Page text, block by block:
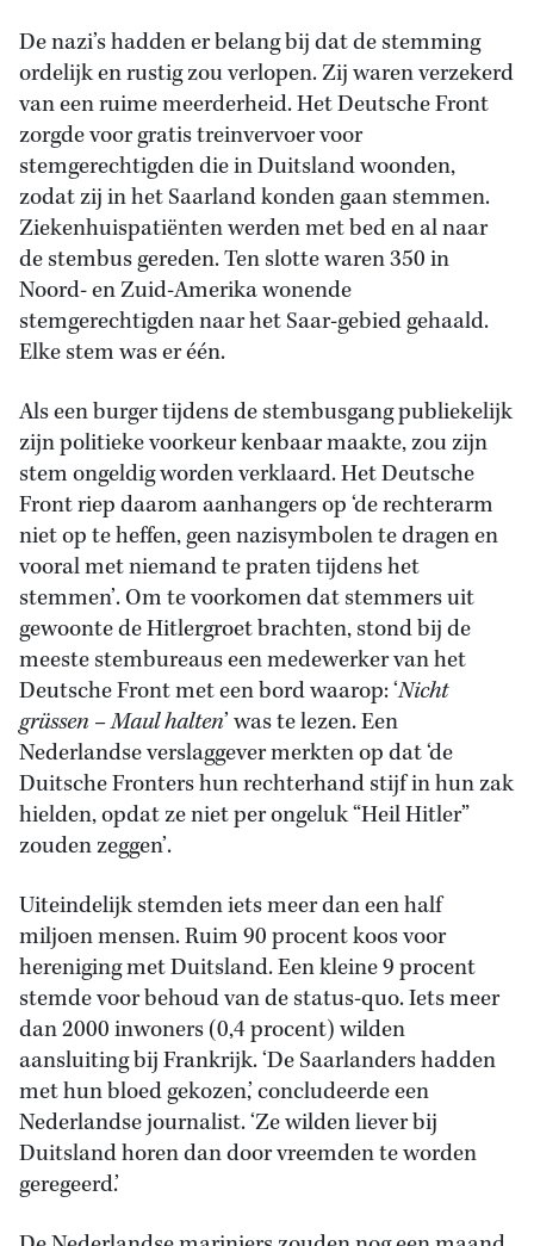
De nazi’s hadden er belang bij dat de stemming
ordelijk en rustig zou verlopen. Zij waren verzekerd
van een ruime meerderheid. Het Deutsche Front
zorgde voor gratis treinvervoer voor
stemgerechtigden die in Duitsland woonden,
zodat zij in het Saarland konden gaan stemmen.
Ziekenhuispatiënten werden met bed en al naar
de stembus gereden. Ten slotte waren 350 in
Noord- en Zuid-Amerika wonende
stemgerechtigden naar het Saar-gebied gehaald.
Elke stem was er één.
Als een burger tijdens de stembusgang publiekelijk
zijn politieke voorkeur kenbaar maakte, zou zijn
stem ongeldig worden verklaard. Het Deutsche
Front riep daarom aanhangers op ‘de rechterarm
niet op te heffen, geen nazisymbolen te dragen en
vooral met niemand te praten tijdens het
stemmen’. Om te voorkomen dat stemmers uit
gewoonte de Hitlergroet brachten, stond bij de
meeste stembureaus een medewerker van het
Deutsche Front met een bord waarop: ‘Nicht
grüssen – Maul halten’ was te lezen. Een
Nederlandse verslaggever merkten op dat ‘de
Duitsche Fronters hun rechterhand stijf in hun zak
hielden, opdat ze niet per ongeluk “Heil Hitler”
zouden zeggen’.
Uiteindelijk stemden iets meer dan een half
miljoen mensen. Ruim 90 procent koos voor
hereniging met Duitsland. Een kleine 9 procent
stemde voor behoud van de status-quo. Iets meer
dan 2000 inwoners (0,4 procent) wilden
aansluiting bij Frankrijk. ‘De Saarlanders hadden
met hun bloed gekozen,’ concludeerde een
Nederlandse journalist. ‘Ze wilden liever bij
Duitsland horen dan door vreemden te worden
geregeerd.’